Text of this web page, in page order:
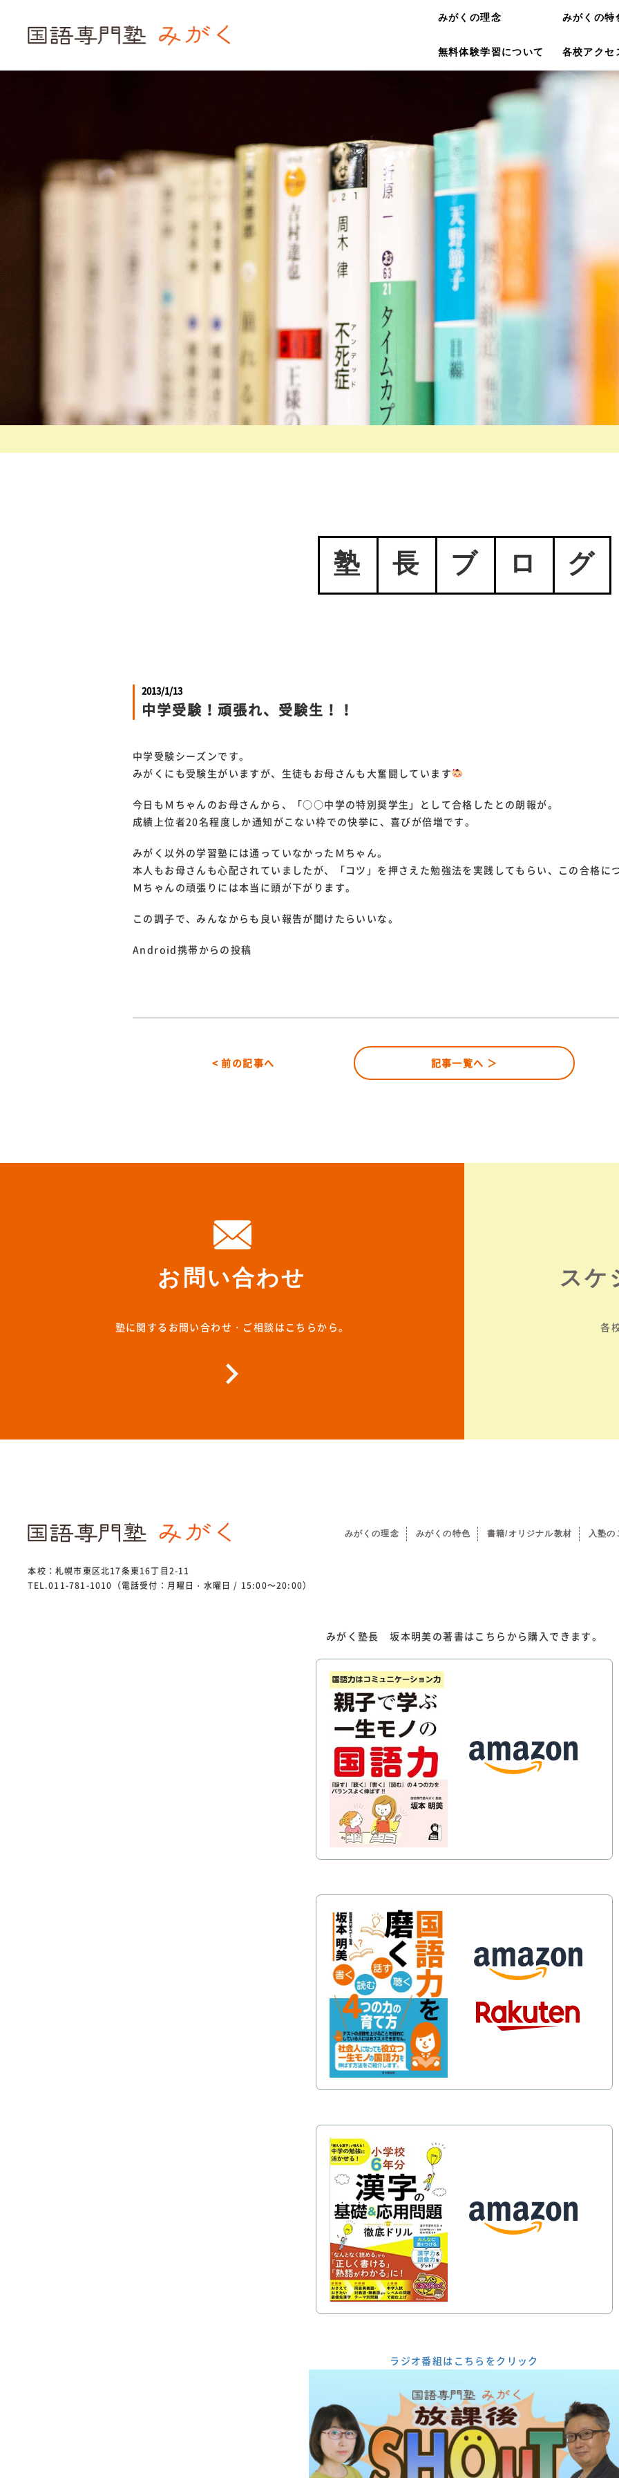
みがくの理念 みがくの特
無料体験学習について 各校アクセ
塾 長 ブ ロ グ
2013/1/13
中学受験！頑張れ、受験生！！
中学受験シーズンです。
みがくにも受験生がいますが、生徒もお母さんも大奮闘しています
今日もＭちゃんのお母さんから、「○○中学の特別奨学生」として合格したとの朗報が。
成績上位者20名程度しか通知がこない枠での快挙に、喜びが倍増です。
みがく以外の学習塾には通っていなかったＭちゃん。
本人もお母さんも心配されていましたが、「コツ」を押さえた勉強法を実践してもらい、この合格に
Ｍちゃんの頑張りには本当に頭が下がります。
この調子で、みんなからも良い報告が聞けたらいいな。
Android携帯からの投稿
< 前の記事へ 記事一覧へ ＞
お問い合わせ
塾に関するお問い合わせ・ご相談はこちらから。
スケ
各
本校：札幌市東区北17条東16丁目2-11
TEL.011-781-1010（電話受付：月曜日・水曜日 / 15:00～20:00）
みがくの理念 みがくの特色 書籍/オリジナル教材 入塾の
みがく塾長 坂本明美の著書はこちらから購入できます。
ラジオ番組はこちらをクリック